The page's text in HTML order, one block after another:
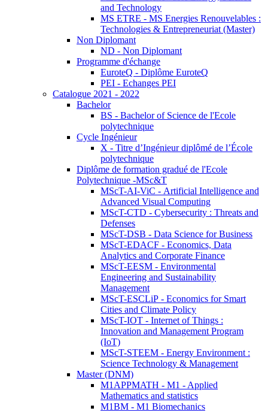
and Technology
MS ETRE - MS Energies Renouvelables :
Technologies & Entrepreneuriat (Master)
Non Diplomant
ND - Non Diplomant
Programme d'échange
EuroteQ - Diplôme EuroteQ
PEI - Echanges PEI
Catalogue 2021 - 2022
Bachelor
BS - Bachelor of Science de l'Ecole
polytechnique
Cycle Ingénieur
X - Titre d’Ingénieur diplômé de l’École
polytechnique
Diplôme de formation gradué de l'Ecole
Polytechnique -MSc&T
MScT-AI-ViC - Artificial Intelligence and
Advanced Visual Computing
MScT-CTD - Cybersecurity : Threats and
Defenses
MScT-DSB - Data Science for Business
MScT-EDACF - Economics, Data
Analytics and Corporate Finance
MScT-EESM - Environmental
Engineering and Sustainability
Management
MScT-ESCLiP - Economics for Smart
Cities and Climate Policy
MScT-IOT - Internet of Things :
Innovation and Management Program
(IoT)
MScT-STEEM - Energy Environment :
Science Technology & Management
Master (DNM)
M1APPMATH - M1 - Applied
Mathematics and statistics
M1BM - M1 Biomechanics